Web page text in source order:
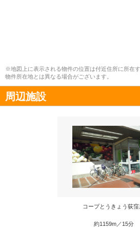
※地図上に表示される物件の位置は付近住所に所在
物件所在地とは異なる場合がございます。
周辺施設
コープとうきょう荻窪
約1159m／15分